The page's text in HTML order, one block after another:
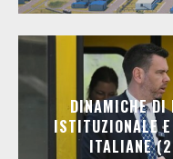
DINAMICHE DI
ISTITUZIONALE
ITALIANE